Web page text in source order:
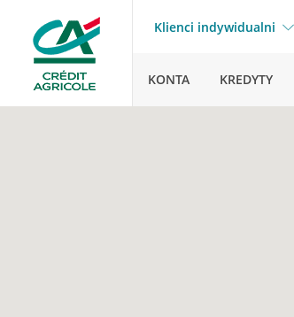
Klienci indywidualni
KONTA KREDYTY